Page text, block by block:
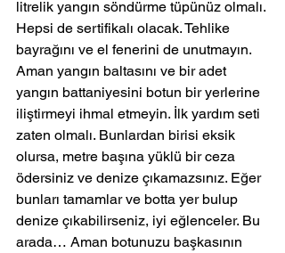
litrelik yangın söndürme tüpünüz olmalı.
Hepsi de sertifikalı olacak. Tehlike
bayrağını ve el fenerini de unutmayın.
Aman yangın baltasını ve bir adet
yangın battaniyesini botun bir yerlerine
iliştirmeyi ihmal etmeyin. İlk yardım seti
zaten olmalı. Bunlardan birisi eksik
olursa, metre başına yüklü bir ceza
ödersiniz ve denize çıkamazsınız. Eğer
bunları tamamlar ve botta yer bulup
denize çıkabilirseniz, iyi eğlenceler. Bu
arada… Aman botunuzu başkasının